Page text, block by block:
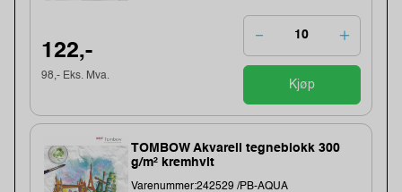
122,-
98,- Eks. Mva.
Kjøp
TOMBOW Akvarell tegneblokk 300
g/m² kremhvit
Varenummer:242529 /PB-AQUA